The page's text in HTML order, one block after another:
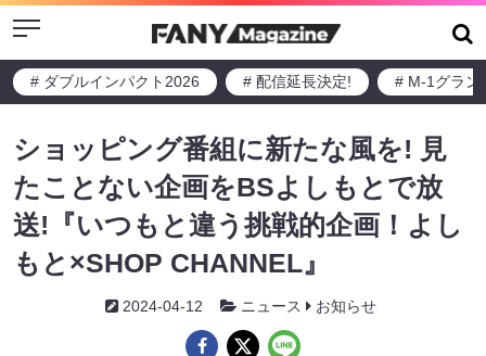
Menu
# ダブルインパクト2026 # 配信延長決定! # M-1グラン
ショッピング番組に新たな風を! 見
たことない企画をBSよしもとで放
送!『いつもと違う挑戦的企画！よし
もと×SHOP CHANNEL』
2024-04-12 ニュース お知らせ